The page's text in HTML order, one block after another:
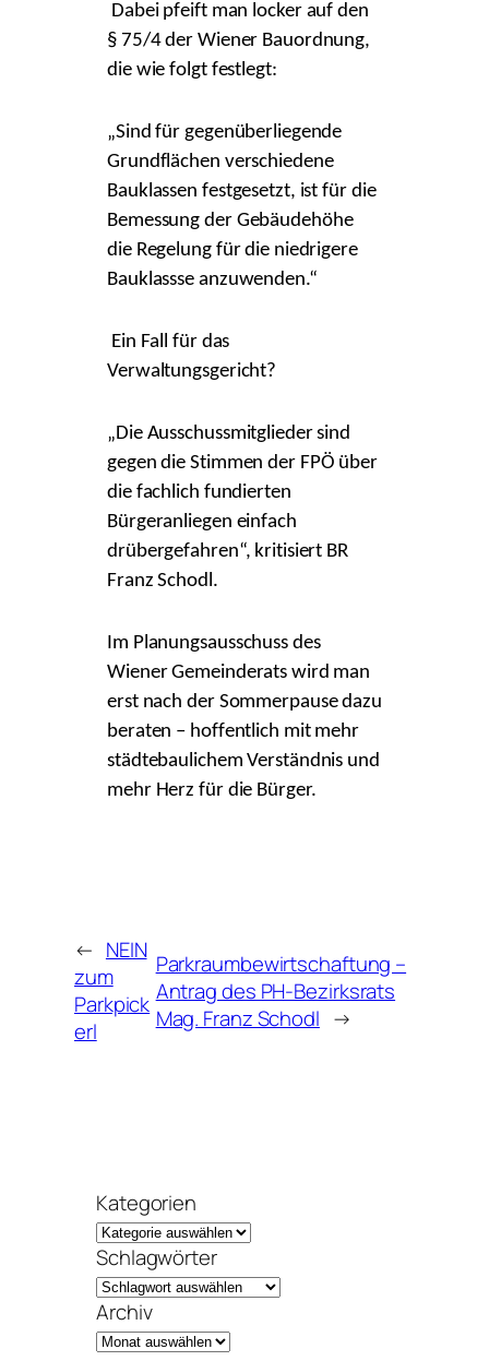
Dabei pfeift man locker auf den
§ 75/4 der Wiener Bauordnung,
die wie folgt festlegt:
„Sind für gegenüberliegende
Grundflächen verschiedene
Bauklassen festgesetzt, ist für die
Bemessung der Gebäudehöhe
die Regelung für die niedrigere
Bauklassse anzuwenden.“
Ein Fall für das
Verwaltungsgericht?
„Die Ausschussmitglieder sind
gegen die Stimmen der FPÖ über
die fachlich fundierten
Bürgeranliegen einfach
drübergefahren“, kritisiert BR
Franz Schodl.
Im Planungsausschuss des
Wiener Gemeinderats wird man
erst nach der Sommerpause dazu
beraten – hoffentlich mit mehr
städtebaulichem Verständnis und
mehr Herz für die Bürger.
← NEIN
zum
Parkpick
erl
Parkraumbewirtschaftung –
Antrag des PH-Bezirksrats
Mag. Franz Schodl →
Kategorien
Schlagwörter
Archiv